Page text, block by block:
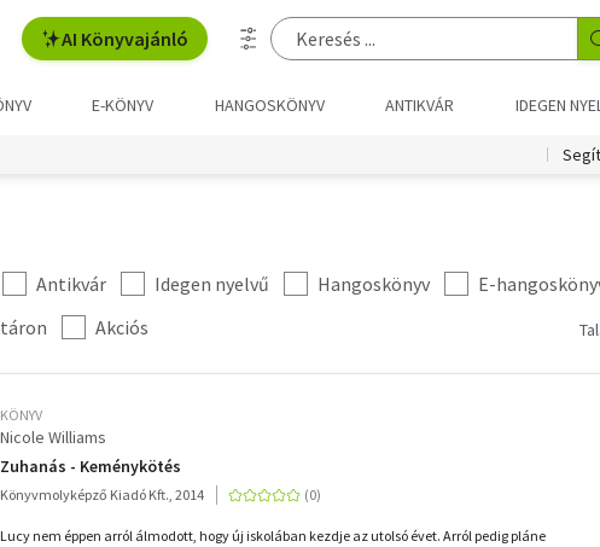
AI Könyvajánló
E-KÖNYV HANGOSKÖNYV ANTIKVÁR IDEGEN
Antikvár Idegen nyelvű Hangoskönyv E-
Akciós
KÖNYV
Nicole Williams
Zuhanás - Keménykötés
Könyvmolyképző Kiadó Kft., 2014
Lucy nem éppen arról álmodott, hogy új iskolában kezdje az utolsó évet. Arról pedig pláne